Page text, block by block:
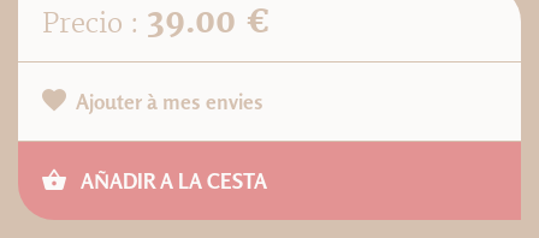
Precio : 39.00 €
Ajouter à mes envies
AÑADIR A LA CESTA